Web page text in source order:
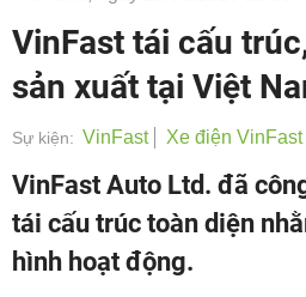
VinFast tái cấu
sản xuất tại Việt
Sự kiện: VinFast Xe điện VinFast
VinFast Auto Ltd. đã
tái cấu trúc toàn diện
hình hoạt động.